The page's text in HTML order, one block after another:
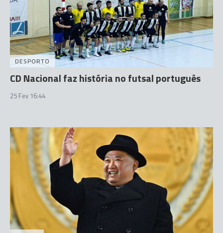
DESPORTO
CD Nacional faz história no futsal português
25 Fev 16:44